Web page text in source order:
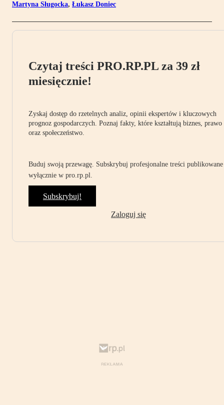
Martyna Sługocka, Łukasz Doniec
Czytaj treści PRO.RP.PL za 39 zł
miesięcznie!
Zyskaj dostęp do rzetelnych analiz, opinii ekspertów i kluczowych
prognoz gospodarczych. Poznaj fakty, które kształtują biznes, prawo
oraz społeczeństwo.
Buduj swoją przewagę. Subskrybuj profesjonalne treści publikowane
wyłącznie w pro.rp.pl.
Subskrybuj!
Zaloguj się